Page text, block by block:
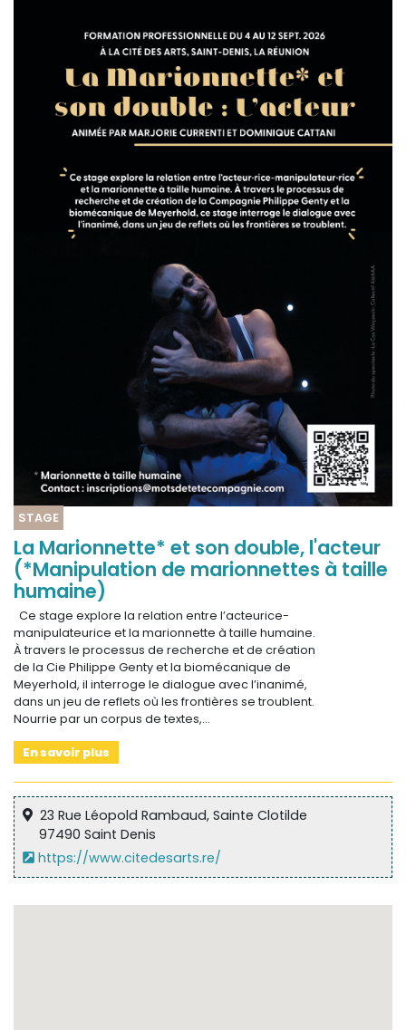
(Portraits, actions, collaborations)
Sur l’étagère
(Documents, études, publications)
STAGE
La Marionnette* et son double, l'acteur
(*Manipulation de marionnettes à taille
humaine)
Ce stage explore la relation entre l’acteurice-
manipulateurice et la marionnette à taille humaine.
À travers le processus de recherche et de création
de la Cie Philippe Genty et la biomécanique de
Meyerhold, il interroge le dialogue avec l’inanimé,
dans un jeu de reflets où les frontières se troublent.
Nourrie par un corpus de textes,…
En savoir plus
23 Rue Léopold Rambaud, Sainte Clotilde
97490 Saint Denis
https://www.citedesarts.re/